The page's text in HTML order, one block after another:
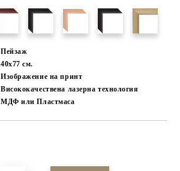
Пейзаж
40х77 см.
Изображение на принт
Висококачествена лазерна технология
МДФ или Пластмаса